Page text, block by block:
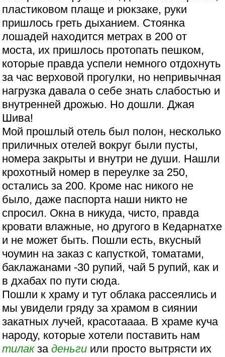
пластиковом плаще и рюкзаке, руки
пришлось греть дыханием. Стоянка
лошадей находится метрах в 200 от
моста, их пришлось протопать пешком,
которые правда успели немного отдохнуть
за час верховой прогулки, но непривычная
нагрузка давала о себе знать слабостью и
внутренней дрожью. Но дошли. Джая
Шива!
Мой прошлый отель был полон, несколько
приличных отелей вокруг были пусты,
номера закрыты и внутри не души. Нашли
крохотный номер в переулке за 250,
остались за 200. Кроме нас никого не
было, даже паспорта наши никто не
спросил. Окна в никуда, чисто, правда
кровати влажные, но другого в Кедарнатхе
и не может быть. Пошли есть, вкусный
чоумин на заказ с капусткой, томатами,
баклажанами -30 рупий, чай 5 рупий, как и
в дхабах по пути сюда.
Пошли к храму и тут облака рассеялись и
мы увидели гряду за храмом в сиянии
закатных лучей, красотаааа. В храме куча
народу, которые хотели поставить нам
тилакзаденьги или просто вытрясти их